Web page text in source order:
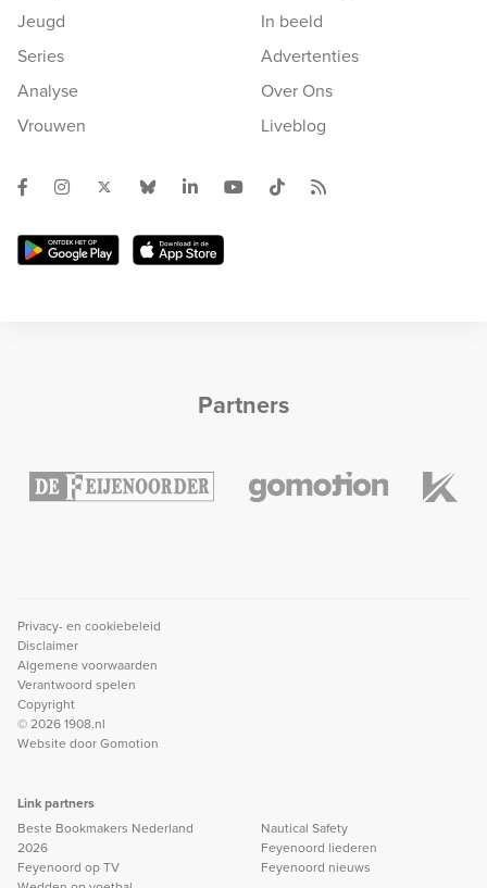
Jeugd
Series
Analyse
Vrouwen
In beeld
Advertenties
Over Ons
Liveblog
Partners
Privacy- en cookiebeleid
Disclaimer
Algemene voorwaarden
Verantwoord spelen
Copyright
© 2026 1908.nl
Website doorGomotion
Link partners
Beste Bookmakers Nederland
2026
Feyenoord op TV
Nautical Safety
Feyenoord liederen
Feyenoord nieuws